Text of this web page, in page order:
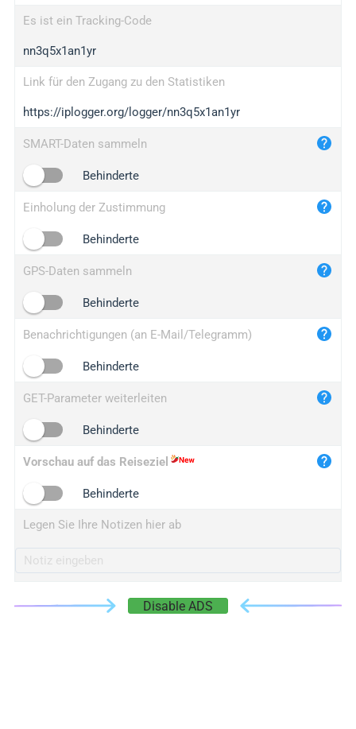
wl.gl
ed.tc
bc.ax
iplogger.com
maper.info
2no.co
yip.su
iplogger.info
Es ist ein Tracking-Code
nn3q5x1an1yr
Link für den Zugang zu den Statistiken
https://iplogger.org/logger/nn3q5x1an1yr
SMART-Daten sammeln
Behinderte
Einholung der Zustimmung
Behinderte
GPS-Daten sammeln
Behinderte
Benachrichtigungen (an E-Mail/Telegramm)
Behinderte
GET-Parameter weiterleiten
Behinderte
Vorschau auf das Reiseziel
Behinderte
Legen Sie Ihre Notizen hier ab
Disable ADS